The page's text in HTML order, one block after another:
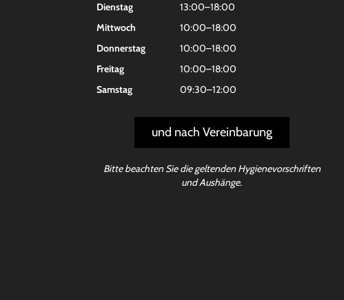
Dienstag
13:00–18:00
Mittwoch
10:00–18:00
Donnerstag
10:00–18:00
Freitag
10:00–18:00
Samstag
09:30–12:00
und nach Vereinbarung
Bitte beachten Sie die geltenden Hygienevorschriften
und Aushänge.